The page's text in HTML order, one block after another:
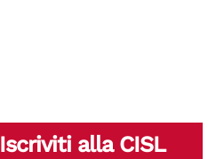
Iscriviti alla CISL